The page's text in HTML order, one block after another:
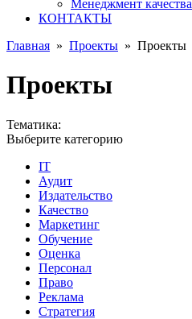
Менеджмент качества
КОНТАКТЫ
Главная » Проекты » Проекты
Проекты
Тематика:
Выберите категорию
IT
Аудит
Издательство
Качество
Маркетинг
Обучение
Оценка
Персонал
Право
Реклама
Стратегия